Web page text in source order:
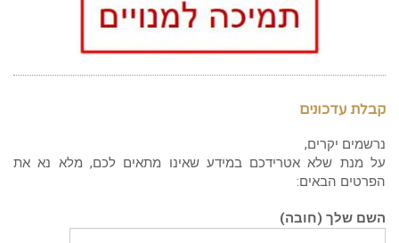
קבלת עדכונים
נרשמים יקרים,
על מנת שלא אטרידכם במידע שאינו מתאים לכם, מלא נא את
הפרטים הבאים:
השם שלך (חובה)